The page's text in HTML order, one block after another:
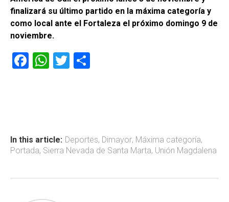
finalizará su último partido en la máxima categoría y
como local ante el Fortaleza el próximo domingo 9 de
noviembre.
F
ok
W
p
p
T
tir
In this article: Deportes, Dimayor, Máxima categoría,
Portada, Sierra Nevada de Santa Marta, Unión Magdalena